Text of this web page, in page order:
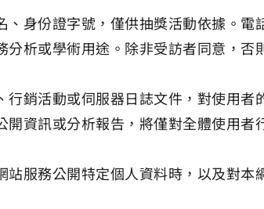
身份證字號，僅供抽獎活動依據。
析或學術用途。除非受訪者同意，
銷活動或伺服器日誌文件，對使用
資訊或分析報告，將僅對全體使用
服務公開特定個人資料時，以及對本